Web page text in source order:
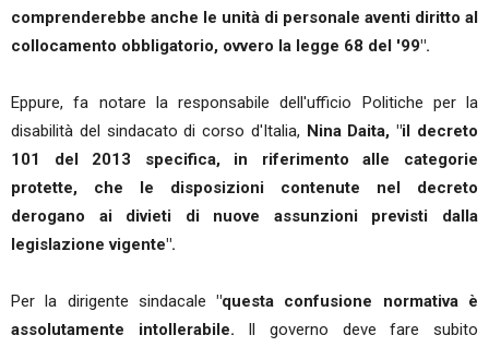
comprenderebbe anche le unità di personale aventi diritto al
collocamento obbligatorio, ovvero la legge 68 del '99".
Eppure, fa notare la responsabile dell'ufficio Politiche per la
disabilità del sindacato di corso d'Italia, Nina Daita, "il decreto
101 del 2013 specifica, in riferimento alle categorie
protette, che le disposizioni contenute nel decreto
derogano ai divieti di nuove assunzioni previsti dalla
legislazione vigente".
Per la dirigente sindacale"questa confusione normativa è
assolutamente intollerabile. Il governo deve fare subito